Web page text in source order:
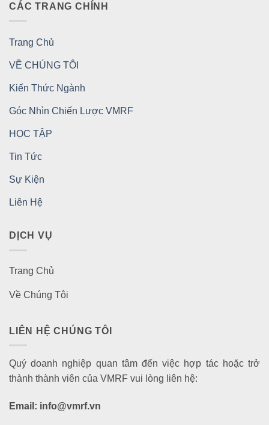
CÁC TRANG CHÍNH
Trang Chủ
VỀ CHÚNG TÔI
Kiến Thức Ngành
Góc Nhìn Chiến Lược VMRF
HỌC TẬP
Tin Tức
Sự Kiện
Liên Hệ
DỊCH VỤ
Trang Chủ
Về Chúng Tôi
LIÊN HỆ CHÚNG TÔI
Quý doanh nghiệp quan tâm đến việc hợp tác hoặc trở
thành thành viên của VMRF vui lòng liên hệ:
Email: info@vmrf.vn